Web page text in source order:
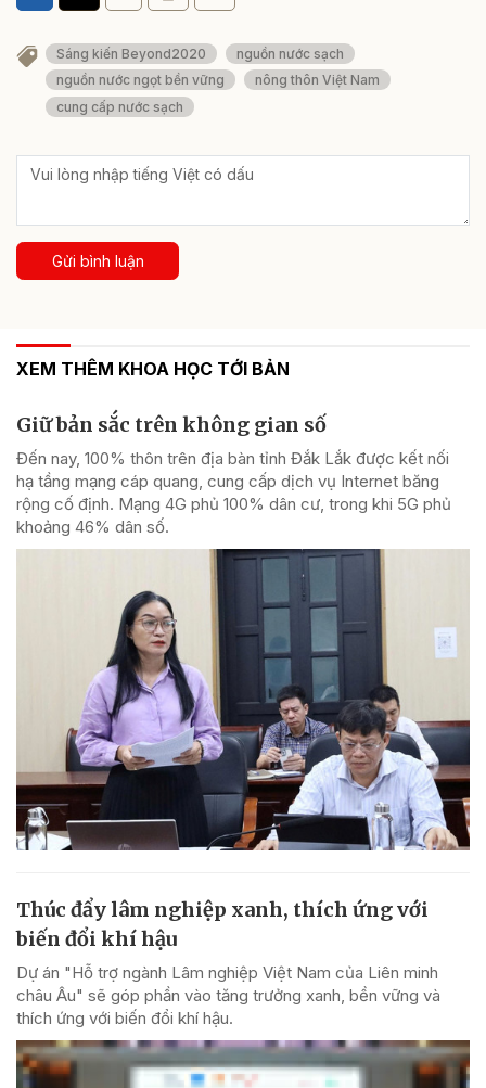
Sáng kiến Beyond2020
nguồn nước sạch
nguồn nước ngọt bền vững
nông thôn Việt Nam
cung cấp nước sạch
Gửi bình luận
XEM THÊM KHOA HỌC TỚI BẢN
Giữ bản sắc trên không gian số
Đến nay, 100% thôn trên địa bàn tỉnh Đắk Lắk được kết nối
hạ tầng mạng cáp quang, cung cấp dịch vụ Internet băng
rộng cố định. Mạng 4G phủ 100% dân cư, trong khi 5G phủ
khoảng 46% dân số.
Thúc đẩy lâm nghiệp xanh, thích ứng với
biến đổi khí hậu
Dự án "Hỗ trợ ngành Lâm nghiệp Việt Nam của Liên minh
châu Âu" sẽ góp phần vào tăng trưởng xanh, bền vững và
thích ứng với biến đổi khí hậu.